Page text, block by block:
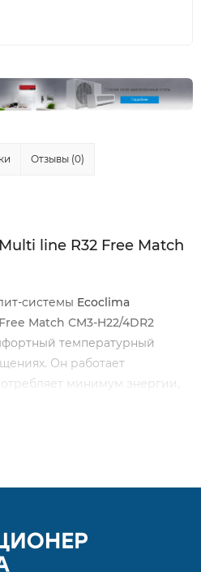
Отзывы (0)
line R32 Free Match
системы Ecoclima
Match СM3-H22/4DR2
температурный
Он работает
минимум энергии,
и небольшой вес.
: А++.
наружного